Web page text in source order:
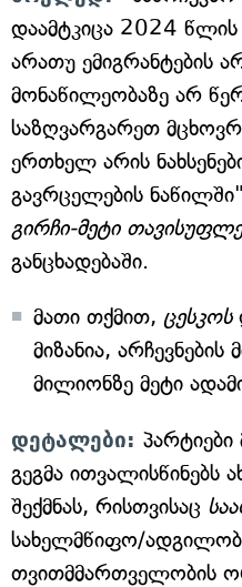
დაამტკიცა 2024 წლის
არათუ ემიგრანტების
მონაწილეობაზე არ
საზღვარგარეთ
ერთხელ არის
გავრცელების
გირჩი-მეტი
განცხადებაში.
მათი თქმით, ცესკოს
მიზანია,
მილიონზე მეტი
დეტალები: პარტიები
გეგმა ითვალისწინებს
შექმნას, რისთვისაც
სახელმწიფო/
თვითმმართველობის